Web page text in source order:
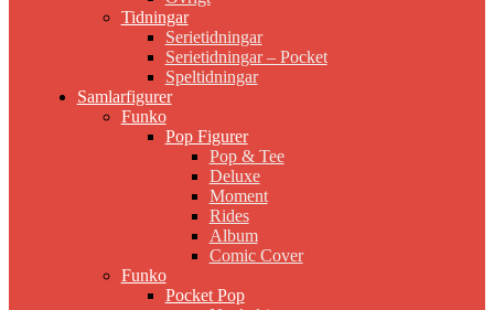
Tidningar
Serietidningar
Serietidningar – Pocket
Speltidningar
Samlarfigurer
Funko
Pop Figurer
Pop & Tee
Deluxe
Moment
Rides
Album
Comic Cover
Funko
Pocket Pop